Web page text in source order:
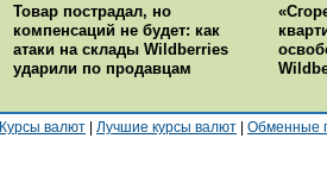
Товар пострадал, но
компенсаций не будет: как
атаки на склады Wildberries
ударили по продавцам
Курсы валют Лучшие курсы валют Обменные